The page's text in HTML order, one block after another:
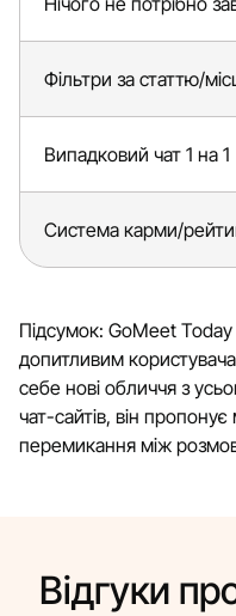
Фільтри за статтю/
Випадковий чат 1 на 1
Система карми/
Підсумок: GoMeet
допитливим
себе нові обличчя з
чат-сайтів, він
перемикання між
Відгуки